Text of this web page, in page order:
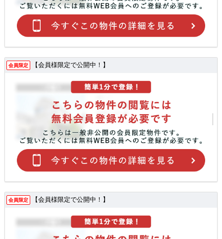
会員限定 【会員様限定で公開中！】
会員限定 【会員様限定で公開中！】